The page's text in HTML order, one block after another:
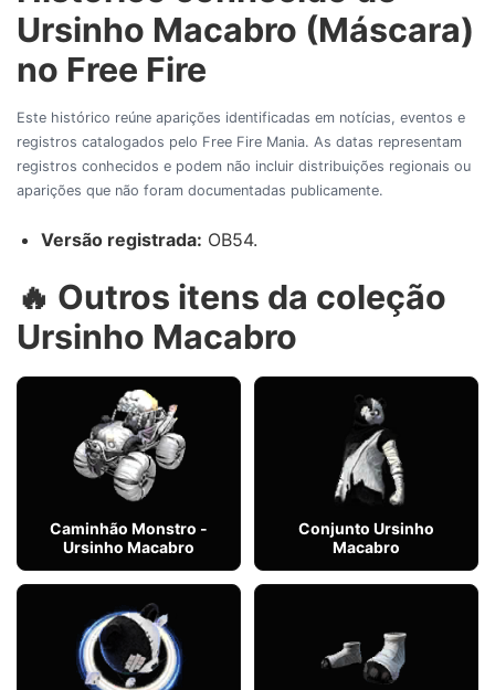
Ursinho Macabro (Máscara)
no Free Fire
Este histórico reúne aparições identificadas em notícias, eventos e
registros catalogados pelo Free Fire Mania. As datas representam
registros conhecidos e podem não incluir distribuições regionais ou
aparições que não foram documentadas publicamente.
Versão registrada: OB54.
🔥 Outros itens da coleção
Ursinho Macabro
Caminhão Monstro -
Ursinho Macabro
Conjunto Ursinho
Macabro